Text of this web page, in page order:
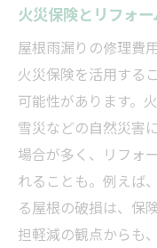
火災保険とリフォ
屋根雨漏りの修理費
火災保険を活用する
可能性があります。
雪災などの自然災害
場合が多く、リフォ
れることも。例えば
る屋根の破損は、保
担軽減の観点からも